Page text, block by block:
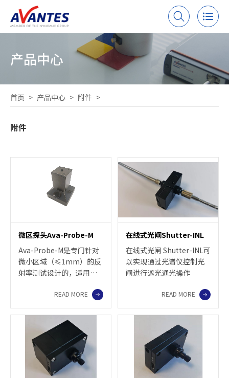
产品中心
首页 > 产品中心 > 附件 >
附件
微区探头Ava-Probe-M
Ava-Probe-M是专门针对
微小区域（≤1mm）的反
射率测试设计的，适用于
料。探头配合不同芯径的
光纤，可实现不同区域大
小反射光谱的测量。使用
过程中，可通过观察窗，
观察确认样品的测量。
READ MORE
在线式光闸Shutter-INL
在线式光闸 Shutter-INL可
以实现通过光谱仪控制光
闸进行遮光通光操作
READ MORE